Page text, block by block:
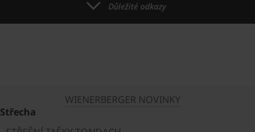
Důležité odkazy
WIENERBERGER NOVINKY
Střecha